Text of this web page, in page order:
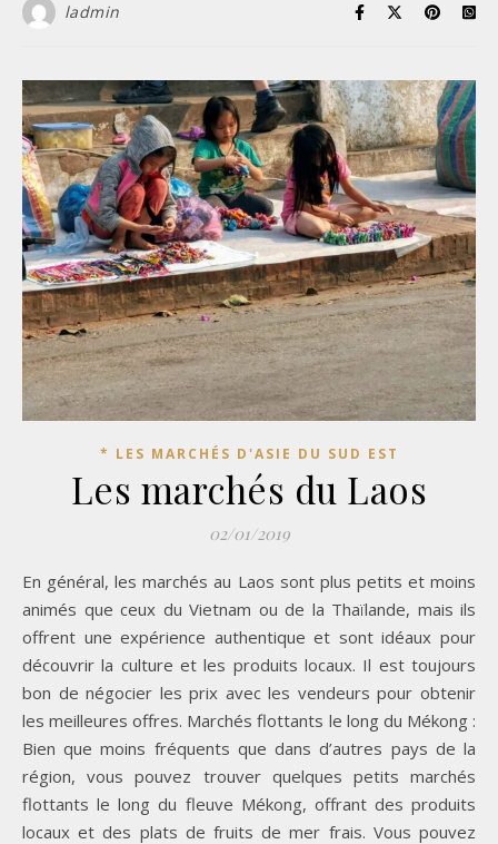
ladmin
* LES MARCHÉS D'ASIE DU SUD EST
Les marchés du Laos
02/01/2019
En général, les marchés au Laos sont plus petits et moins
animés que ceux du Vietnam ou de la Thaïlande, mais ils
offrent une expérience authentique et sont idéaux pour
découvrir la culture et les produits locaux. Il est toujours
bon de négocier les prix avec les vendeurs pour obtenir
les meilleures offres. Marchés flottants le long du Mékong :
Bien que moins fréquents que dans d’autres pays de la
région, vous pouvez trouver quelques petits marchés
flottants le long du fleuve Mékong, offrant des produits
locaux et des plats de fruits de mer frais. Vous pouvez